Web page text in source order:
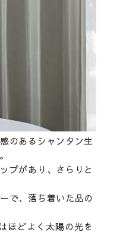
のあるシャンタン生
プがあり、さらりと
で、落ち着いた品の
ほどよく太陽の光を